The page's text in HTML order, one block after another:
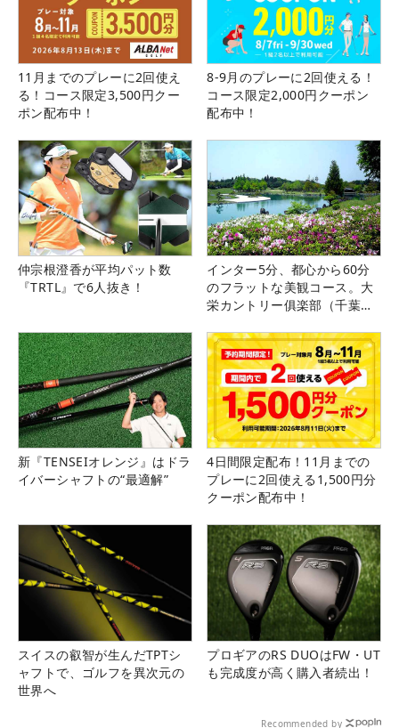
11月までのプレーに2回使え
る！コース限定3,500円クー
ポン配布中！
8-9月のプレーに2回使える！
コース限定2,000円クーポン
配布中！
仲宗根澄香が平均パット数
『TRTL』で6人抜き！
インター5分、都心から60分
のフラットな美観コース。大
栄カントリー俱楽部（千葉
新『TENSEIオレンジ』はドラ
イバーシャフトの“最適解”
4日間限定配布！11月までの
プレーに2回使える1,500円分
クーポン配布中！
スイスの叡智が生んだTPTシ
ャフトで、ゴルフを異次元の
世界へ
プロギアのRS DUOはFW・UT
も完成度が高く購入者続出！
Recommended by